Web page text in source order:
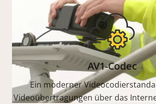
AV1-Codec
Ein moderner
Videoübertragungen über das